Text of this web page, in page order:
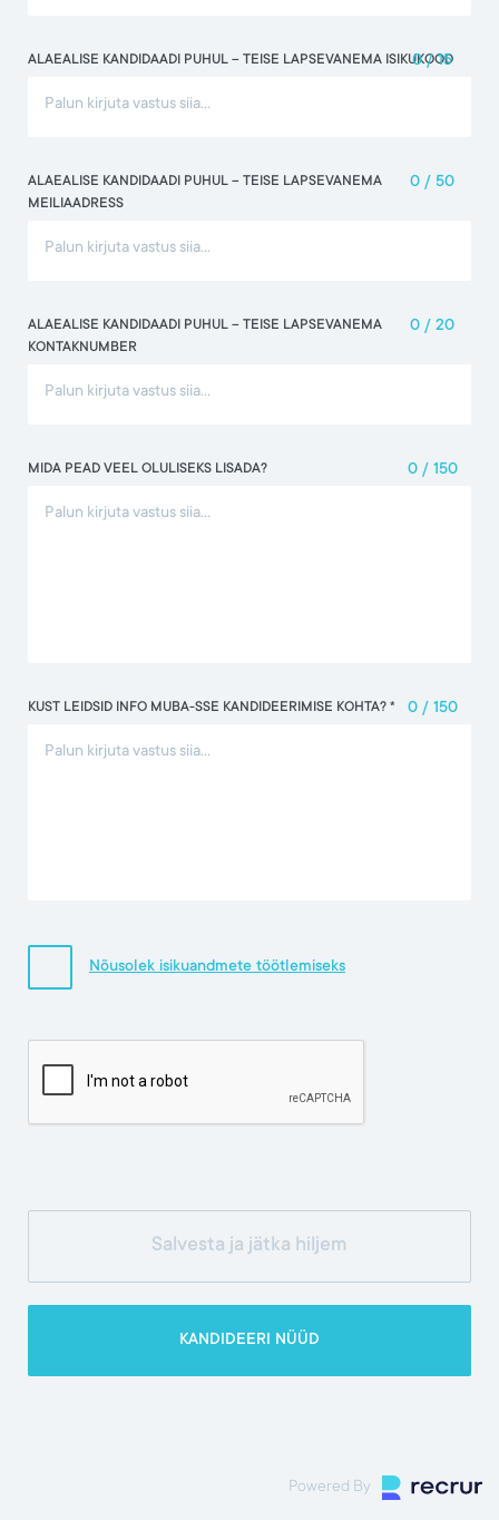
ALAEALISE KANDIDAADI PUHUL -- TEISE LAPSEVANEMA ISIKUKOOD
0/15
ALAEALISE KANDIDAADI PUHUL -- TEISE LAPSEVANEMA
MEILIAADRESS
0 / 50
ALAEALISE KANDIDAADI PUHUL -- TEISE LAPSEVANEMA
KONTAKNUMBER
0 / 20
MIDA PEAD VEEL OLULISEKS LISADA? 0/ 150
KUST LEIDSID INFO MUBA-SSE KANDIDEERIMISE KOHTA? * 0/ 150
Nõusolek isikuandmete töötlemiseks
Powered By